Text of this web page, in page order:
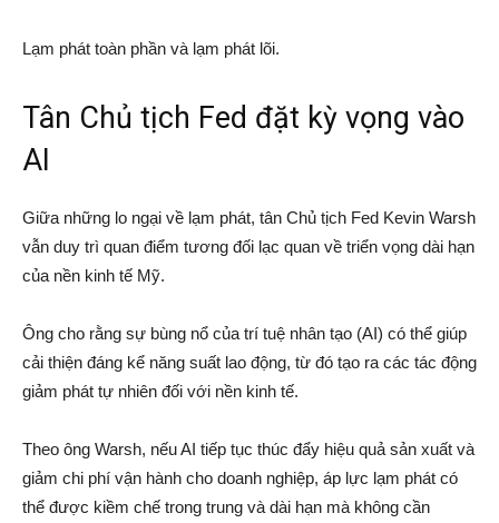
Lạm phát toàn phần và lạm phát lõi.
Tân Chủ tịch Fed đặt kỳ vọng vào
AI
Giữa những lo ngại về lạm phát, tân Chủ tịch Fed Kevin Warsh
vẫn duy trì quan điểm tương đối lạc quan về triển vọng dài hạn
của nền kinh tế Mỹ.
Ông cho rằng sự bùng nổ của trí tuệ nhân tạo (AI) có thể giúp
cải thiện đáng kể năng suất lao động, từ đó tạo ra các tác động
giảm phát tự nhiên đối với nền kinh tế.
Theo ông Warsh, nếu AI tiếp tục thúc đẩy hiệu quả sản xuất và
giảm chi phí vận hành cho doanh nghiệp, áp lực lạm phát có
thể được kiềm chế trong trung và dài hạn mà không cần